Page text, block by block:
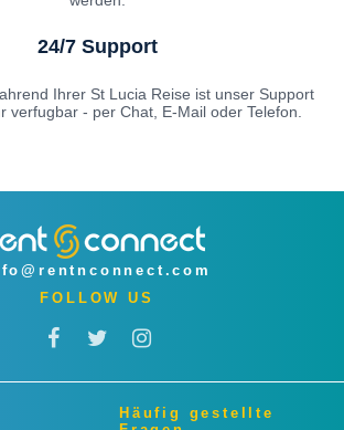
24/7 Support
Ihrer St Lucia Reise ist unser Support
verfugbar - per Chat, E-Mail oder Telefon.
FOLLOW US
Häufig gestellte